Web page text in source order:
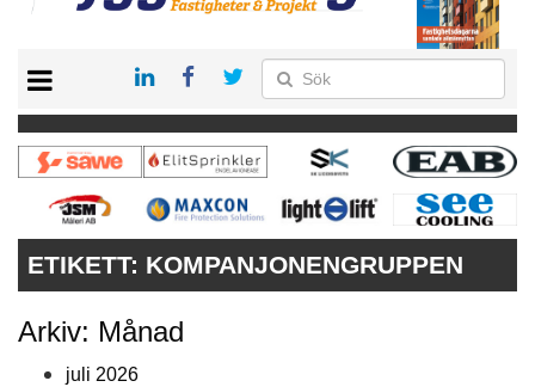
PRENUMERERA
VÅRA ANDRA MAGASIN
ANNONSERA
ETIKETT: KOMPANJONENGRUPPEN
Arkiv: Månad
juli 2026